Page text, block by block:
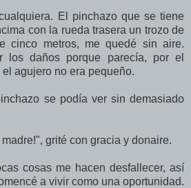
El pinchazo que se tiene
con la rueda trasera un trozo de
cinco metros, me quedé sin aire.
los daños porque parecía, por el
agujero no era pequeño.
se podía ver sin demasiado
grité con gracia y donaire.
cosas me hacen desfallecer, así
a vivir como una oportunidad.